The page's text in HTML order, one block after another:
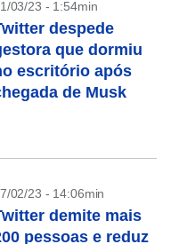
03/23 - 1:54min
despede
que dormiu
escritório após
de Musk
02/23 - 14:06min
demite mais
pessoas e reduz